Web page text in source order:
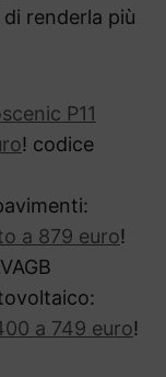
renderla più
P11
! codice
a 879 euro!
a 749 euro!